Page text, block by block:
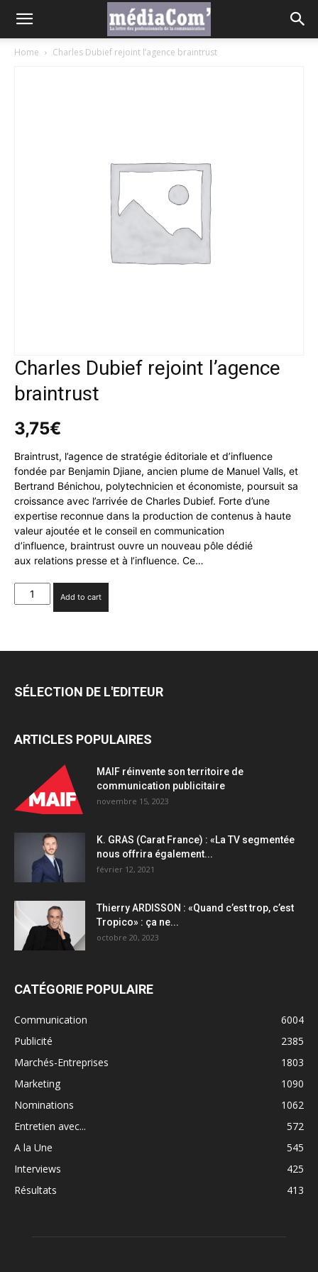
Home Charles Dubief rejoint l’agence braintrust
Charles Dubief rejoint l’agence
braintrust
3,75€
Braintrust, l’agence de stratégie éditoriale et d’influence
fondée par Benjamin Djiane, ancien plume de Manuel Valls, et
Bertrand Bénichou, polytechnicien et économiste, poursuit sa
croissance avec l’arrivée de Charles Dubief. Forte d’une
expertise reconnue dans la production de contenus à haute
valeur ajoutée et le conseil en communication
d’influence, braintrust ouvre un nouveau pôle dédié
aux relations presse et à l’influence. Ce…
Charles
Dubief
quantity
Add to cart
SÉLECTION DE L'EDITEUR
ARTICLES POPULAIRES
MAIF réinvente son territoire de
communication publicitaire
novembre 15, 2023
K. GRAS (Carat France) : «La TV segmentée
nous offrira également...
février 12, 2021
Thierry ARDISSON : «Quand c’est trop, c’est
Tropico» : ça ne...
octobre 20, 2023
CATÉGORIE POPULAIRE
Communication
6004
Publicité
2385
Marchés-Entreprises
1803
Marketing
1090
Nominations
1062
Entretien avec...
572
A la Une
545
Interviews
425
Résultats
413